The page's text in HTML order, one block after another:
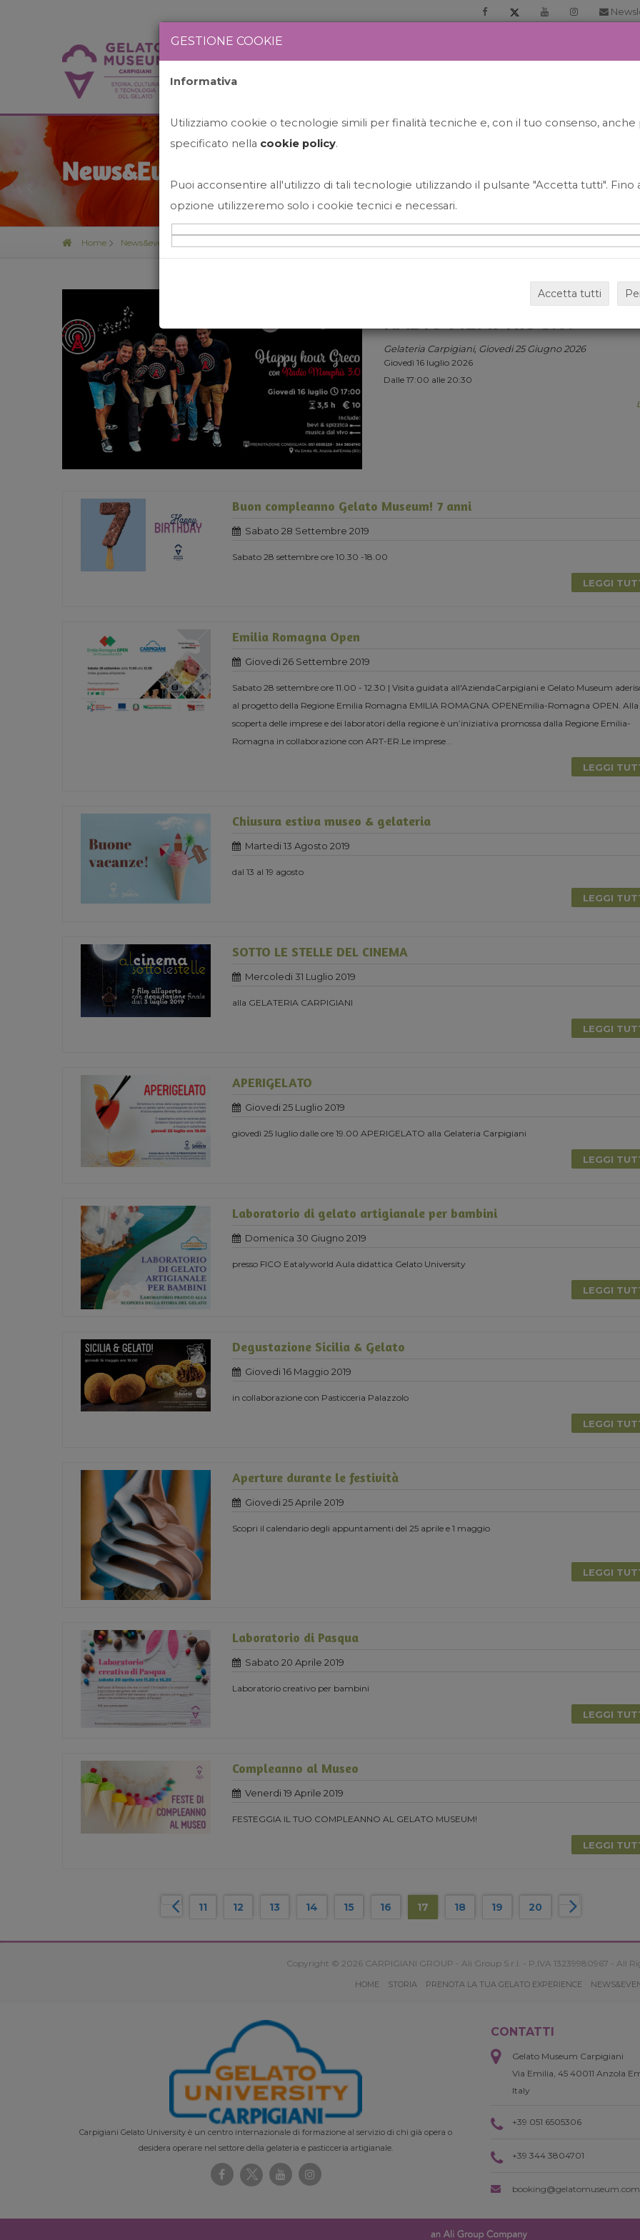
News&Events
Home News&events
HAPPY HOUR GRECO CON
RADIO MEMPHIS 3.0.
Gelateria Carpigiani, Giovedi 25 Giugno 2026
Giovedì 16 luglio 2026
Dalle 17:00 alle 20:30
Buon compleanno Gelato Museum! 7 anni
Sabato 28 Settembre 2019
Sabato 28 settembre ore 10.30 -18.00
LEGGI
Emilia Romagna Open
Giovedi 26 Settembre 2019
Sabato 28 settembre ore 11.00 - 12.30 | Visita guidata all'AziendaCarpigiani e Gelato Museum
al progetto della Regione Emilia Romagna EMILIA ROMAGNA OPENEmilia-Romagna OPEN. Alla
scoperta delle imprese e dei laboratori della regione è un’iniziativa promossa dalla Regione Emilia-
Romagna in collaborazione con ART-ER.Le imprese
LEGGI
Chiusura estiva museo & gelateria
Martedi 13 Agosto 2019
dal 13 al 19 agosto
LEGGI
SOTTO LE STELLE DEL CINEMA
Mercoledi 31 Luglio 2019
alla GELATERIA CARPIGIANI
LEGGI
APERIGELATO
Giovedi 25 Luglio 2019
giovedì 25 luglio dalle ore 19.00 APERIGELATO alla Gelateria Carpigiani
LEGGI
Laboratorio di gelato artigianale per bambini
Domenica 30 Giugno 2019
presso FICO Eatalyworld Aula didattica Gelato University
LEGGI
Degustazione Sicilia & Gelato
Giovedi 16 Maggio 2019
in collaborazione con Pasticceria Palazzolo
LEGGI
Aperture durante le festività
Giovedi 25 Aprile 2019
Scopri il calendario degli appuntamenti del 25 aprile e 1 maggio
LEGGI
Laboratorio di Pasqua
Sabato 20 Aprile 2019
Laboratorio creativo per bambini
LEGGI
Compleanno al Museo
Venerdi 19 Aprile 2019
FESTEGGIA IL TUO COMPLEANNO AL GELATO MUSEUM!
LEGGI
11 12 13 14 15 16 17 18 19 20
Copyright © 2026 CARPIGIANI GROUP - Ali Group S.r.l. - P.IVA 13239980967 - All
HOME STORIA PRENOTA LA TUA GELATO EXPERIENCE
Carpigiani Gelato University è un centro internazionale di formazione al servizio di chi già opera o
desidera operare nel settore della gelateria e pasticceria artigianale.
CONTATTI
Gelato Museum Carpigiani
Via Emilia, 45 40011 Anzola
Italy
+39 051 6505306
+39 344 3804701
booking@gelatomuseum.com
GESTIONE COOKIE
Informativa
Utilizziamo cookie o tecnologie simili per finalità tecniche e, con il tuo consenso,
specificato nella cookie policy.
Puoi acconsentire all'utilizzo di tali tecnologie utilizzando il pulsante "Accetta tutti". Fino
opzione utilizzeremo solo i cookie tecnici e necessari.
Accetta tutti